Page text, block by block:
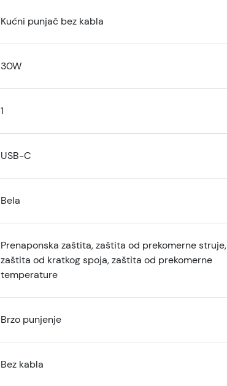
Kućni punjač bez kabla
30W
1
USB-C
Bela
Prenaponska zaštita, zaštita od prekomerne struje,
zaštita od kratkog spoja, zaštita od prekomerne
temperature
Brzo punjenje
Bez kabla